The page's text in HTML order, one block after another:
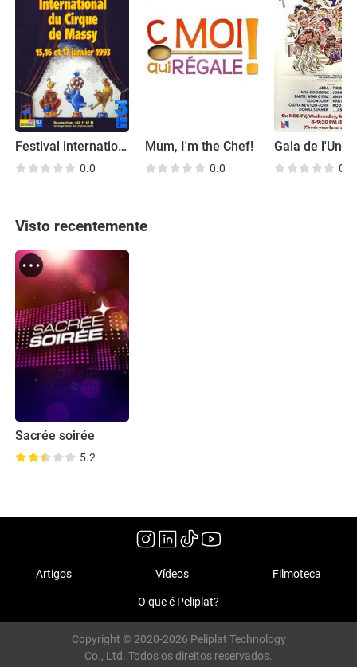
Festival international du cirque de Massy
0.0
Mum, I'm the Chef!
0.0
Gala de
0.0
Visto recentemente
Sacrée soirée
5.2
Artigos Vídeos Filmoteca
O que é Peliplat?
Copyright © 2020-2026 Peliplat Technology
Co., Ltd. Todos os direitos reservados.